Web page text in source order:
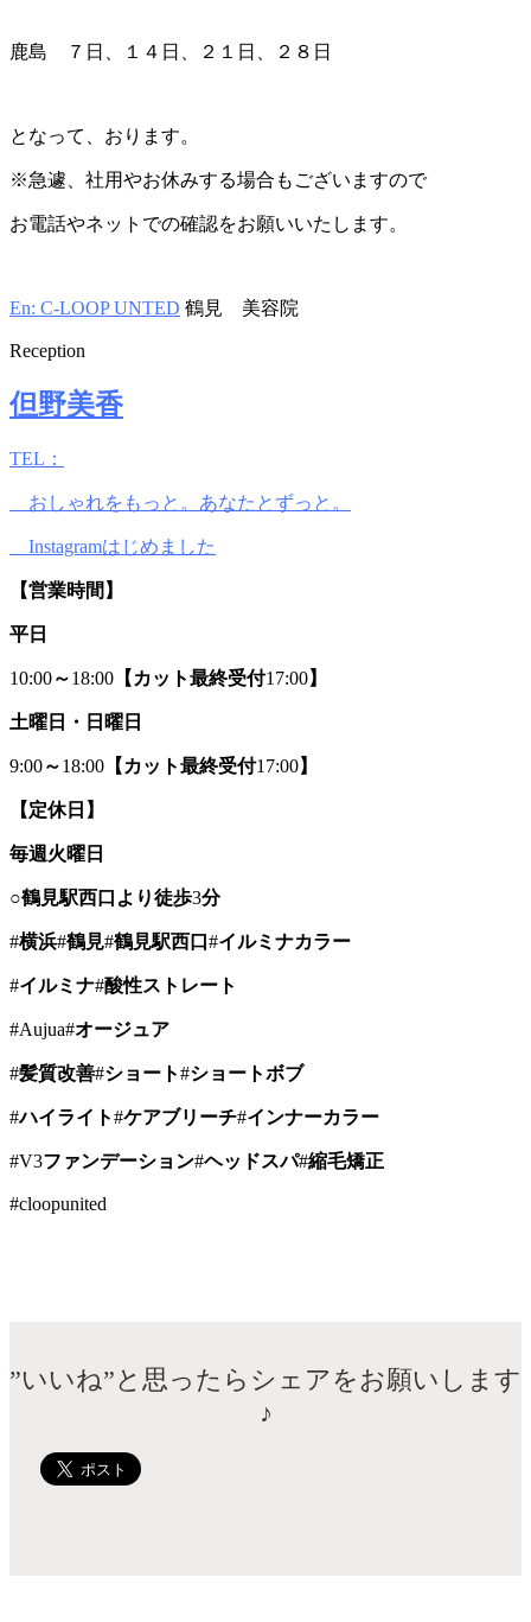
鹿島 ７日、１４日、２１日、２８日
となって、おります。
※急遽、社用やお休みする場合もございますので
お電話やネットでの確認をお願いいたします。
En: C-LOOP UNTED 鶴見 美容院
Reception
但野美香
TEL：
おしゃれをもっと。あなたとずっと。
Instagramはじめました
【営業時間】
平日
10:00～18:00 【カット最終受付17:00】
土曜日・日曜日
9:00～18:00 【カット最終受付17:00】
【定休日】
毎週火曜日
○鶴見駅西口より徒歩3分
#横浜#鶴見#鶴見駅西口 #イルミナカラー
#イルミナ#酸性ストレート
#Aujua#オージュア
#髪質改善#ショート#ショートボブ
#ハイライト#ケアブリーチ#インナーカラー
#V3ファンデーション#ヘッドスパ#縮毛矯正
#cloopunited
”いいね”と思ったらシェアをお願いします
♪